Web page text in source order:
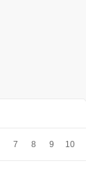
7 8 9 10